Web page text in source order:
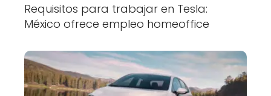
Requisitos para trabajar en Tesla:
México ofrece empleo homeoffice